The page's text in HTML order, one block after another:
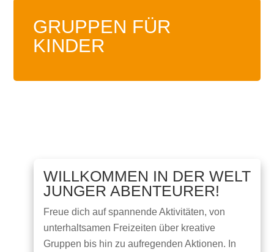
GRUPPEN FÜR
KINDER
WILLKOMMEN IN DER WELT
JUNGER ABENTEURER!
Freue dich auf spannende Aktivitäten, von
unterhaltsamen Freizeiten über kreative
Gruppen bis hin zu aufregenden Aktionen. In